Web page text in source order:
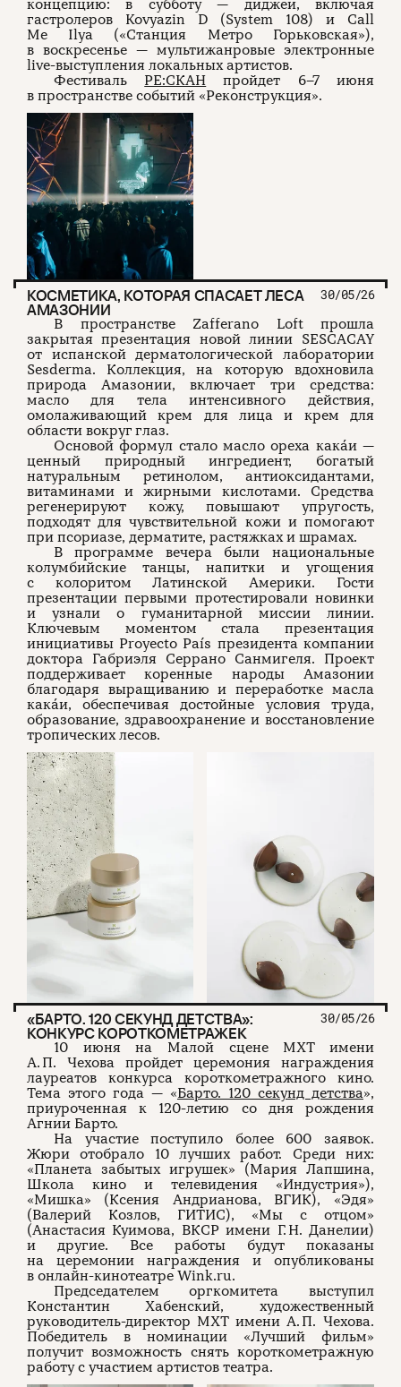
концепцию: в субботу — диджеи, включая
гастролеров Kovyazin D (System 108) и Call
Me Ilya («Станция Метро Горьковская»),
в воскресенье — мультижанровые электронные
live-выступления локальных артистов.
Фестиваль РЕ:СКАН пройдет 6–7 июня
в пространстве событий «Реконструкция».
КОСМЕТИКА, КОТОРАЯ СПАСАЕТ ЛЕСА
АМАЗОНИИ
30/05/26
В пространстве Zafferano Loft прошла
закрытая презентация новой линии SESCACAY
от испанской дерматологической лаборатории
Sesderma. Коллекция, на которую вдохновила
природа Амазонии, включает три средства:
масло для тела интенсивного действия,
омолаживающий крем для лица и крем для
области вокруг глаз.
Основой формул стало масло ореха кака́и —
ценный природный ингредиент, богатый
натуральным ретинолом, антиоксидантами,
витаминами и жирными кислотами. Средства
регенерируют кожу, повышают упругость,
подходят для чувствительной кожи и помогают
при псориазе, дерматите, растяжках и шрамах.
В программе вечера были национальные
колумбийские танцы, напитки и угощения
с колоритом Латинской Америки. Гости
презентации первыми протестировали новинки
и узнали о гуманитарной миссии линии.
Ключевым моментом стала презентация
инициативы Proyecto País президента компании
доктора Габриэля Серрано Санмигеля. Проект
поддерживает коренные народы Амазонии
благодаря выращиванию и переработке масла
кака́и, обеспечивая достойные условия труда,
образование, здравоохранение и восстановление
тропических лесов.
«БАРТО. 120 СЕКУНД ДЕТСТВА»:
КОНКУРС КОРОТКОМЕТРАЖЕК
30/05/26
10 июня на Малой сцене МХТ имени
А. П. Чехова пройдет церемония награждения
лауреатов конкурса короткометражного кино.
Тема этого года — «Барто. 120 секунд детства»,
приуроченная к 120-летию со дня рождения
Агнии Барто.
На участие поступило более 600 заявок.
Жюри отобрало 10 лучших работ. Среди них:
«Планета забытых игрушек» (Мария Лапшина,
Школа кино и телевидения «Индустрия»),
«Мишка» (Ксения Андрианова, ВГИК), «Эдя»
(Валерий Козлов, ГИТИС), «Мы с отцом»
(Анастасия Куимова, ВКСР имени Г. Н. Данелии)
и другие. Все работы будут показаны
на церемонии награждения и опубликованы
в онлайн-кинотеатре Wink.ru.
Председателем оргкомитета выступил
Константин Хабенский, художественный
руководитель-директор МХТ имени А. П. Чехова.
Победитель в номинации «Лучший фильм»
получит возможность снять короткометражную
работу с участием артистов театра.